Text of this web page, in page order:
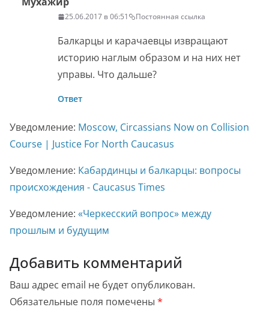
25.06.2017 в 06:51 Постоянная ссылка
Балкарцы и карачаевцы извращают
историю наглым образом и на них нет
управы. Что дальше?
Ответ
Уведомление: Moscow, Circassians Now on Collision
Course | Justice For North Caucasus
Уведомление: Кабардинцы и балкарцы: вопросы
происхождения - Caucasus Times
Уведомление: «Черкесский вопрос» между
прошлым и будущим
Добавить комментарий
Ваш адрес email не будет опубликован.
Обязательные поля помечены *